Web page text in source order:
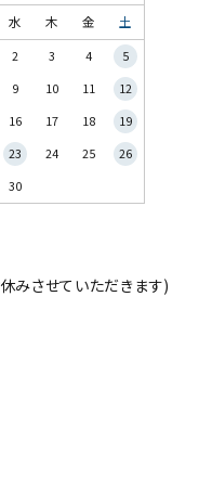
水 木 金 土
2 3 4
5
9 10 11
12
16 17 18
19
23 24 25
26
30
みさせていただきます)